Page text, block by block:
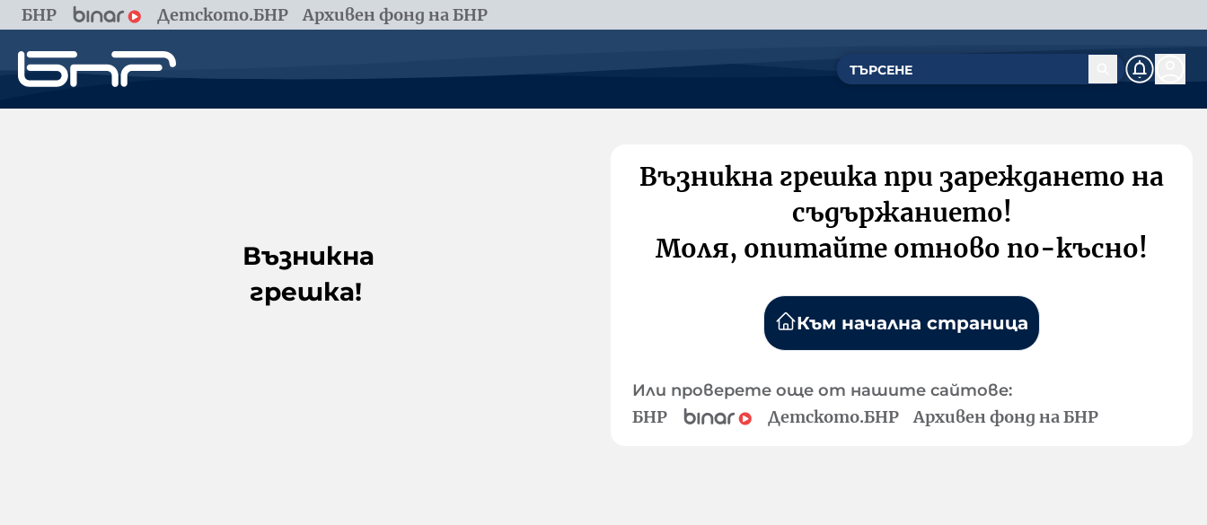
БНР Детското.БНР Архивен фонд на БНР
Възникна
грешка!
Възникна грешка при зареждането на
съдържанието!
Моля, опитайте отново по-късно!
Към начална страница
Или проверете още от нашите сайтове:
БНР Детското.БНР Архивен фонд на БНР